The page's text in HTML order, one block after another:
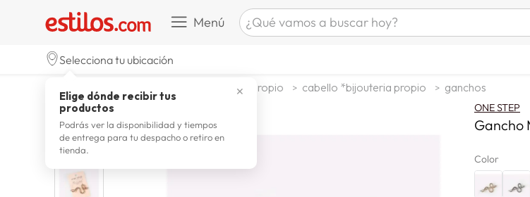
Menú ¿Qué vamos a buscar hoy?
Selecciona tu ubicación
✕
Elige dónde recibir tus
productos
Podrás ver la disponibilidad y tiempos
de entrega para tu despacho o retiro en
tienda.
bijouteria propio cabello *bijouteria propio ganchos
ONE STEP
Gancho
Color